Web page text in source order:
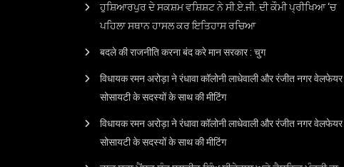
ਹੁਸ਼ਿਆਰਪੁਰ ਦੇ ਸਕਸ਼ਮ ਵਸ਼ਿਸ਼ਟ ਨੇ ਸੀ.ਏ.ਜੀ. ਦੀ ਕੌਮੀ ਪ੍ਰੀਖਿਆ ‘ਚ
ਪਹਿਲਾ ਸਥਾਨ ਹਾਸਲ ਕਰ ਇਤਿਹਾਸ ਰਚਿਆ
बदले की राजनीति करना बंद करे मान सरकार : चुग
विधायक रमन अरोड़ा ने रंधावा कॉलोनी लाधेवाली और रंजीत नगर वेलफेयर
सोसायटी के सदस्यों के साथ की मीटिंग
विधायक रमन अरोड़ा ने रंधावा कॉलोनी लाधेवाली और रंजीत नगर वेलफेयर
सोसायटी के सदस्यों के साथ की मीटिंग